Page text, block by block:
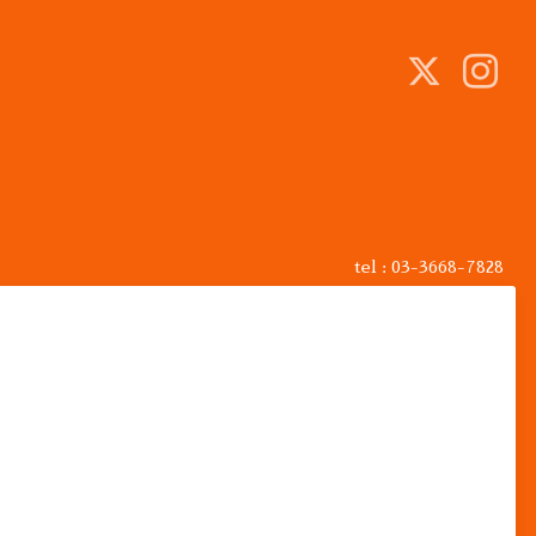
tel : 03-3668-7828